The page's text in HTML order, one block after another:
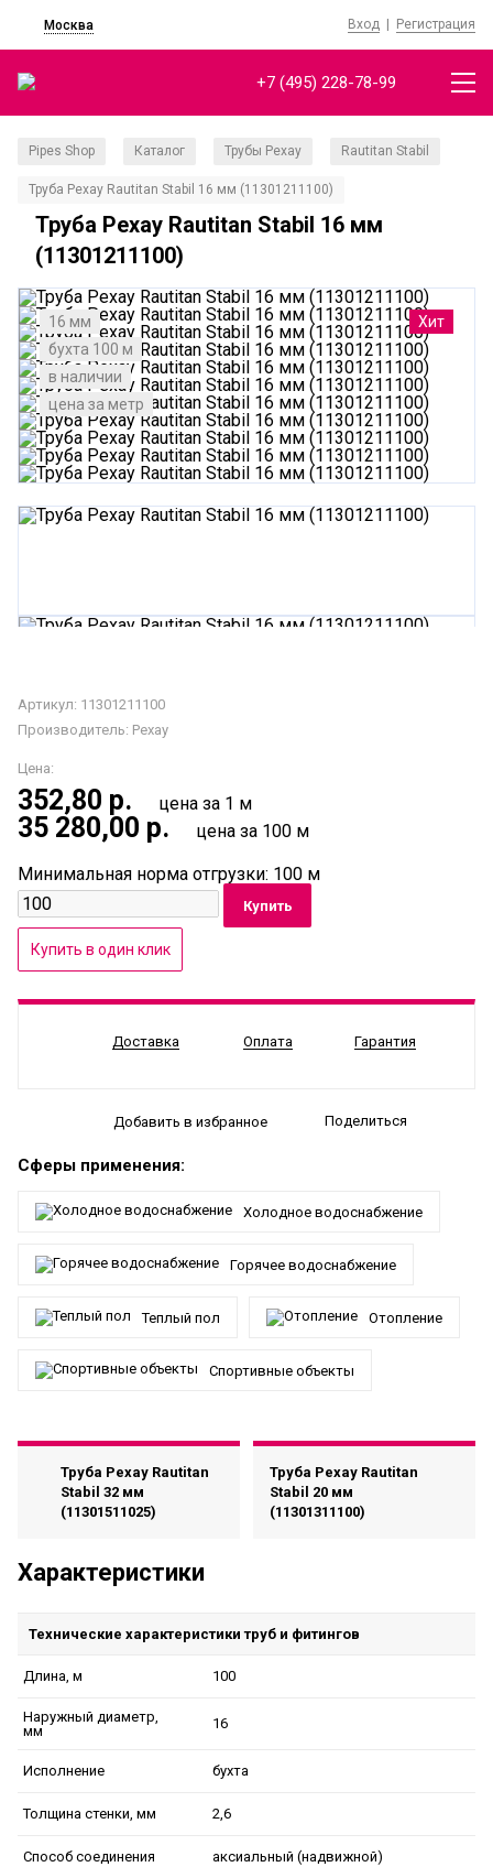
Москва Вход | Регистрация
+7 (495) 228-78-99
Pipes Shop Каталог Трубы Рехау Rautitan Stabil
Труба Рехау Rautitan Stabil 16 мм (11301211100)
Труба Рехау Rautitan Stabil 16 мм
(11301211100)
16 мм
бухта 100 м
в наличии
цена за метр
Хит
Артикул: 11301211100
Производитель: Рехау
Цена:
352,80 р. цена за 1 м
35 280,00 р. цена за 100 м
Минимальная норма отгрузки: 100 м
Доставка Оплата Гарантия
Добавить в избранное Поделиться
Сферы применения:
Холодное водоснабжение
Горячее водоснабжение
Теплый пол Отопление
Спортивные объекты
Труба Рехау Rautitan
Stabil 32 мм
(11301511025)
Труба Рехау Rautitan
Stabil 20 мм
(11301311100)
Характеристики
Технические характеристики труб и фитингов
Длина, м 100
Наружный диаметр,
мм
16
Исполнение бухта
Толщина стенки, мм 2,6
Способ соединения аксиальный (надвижной)